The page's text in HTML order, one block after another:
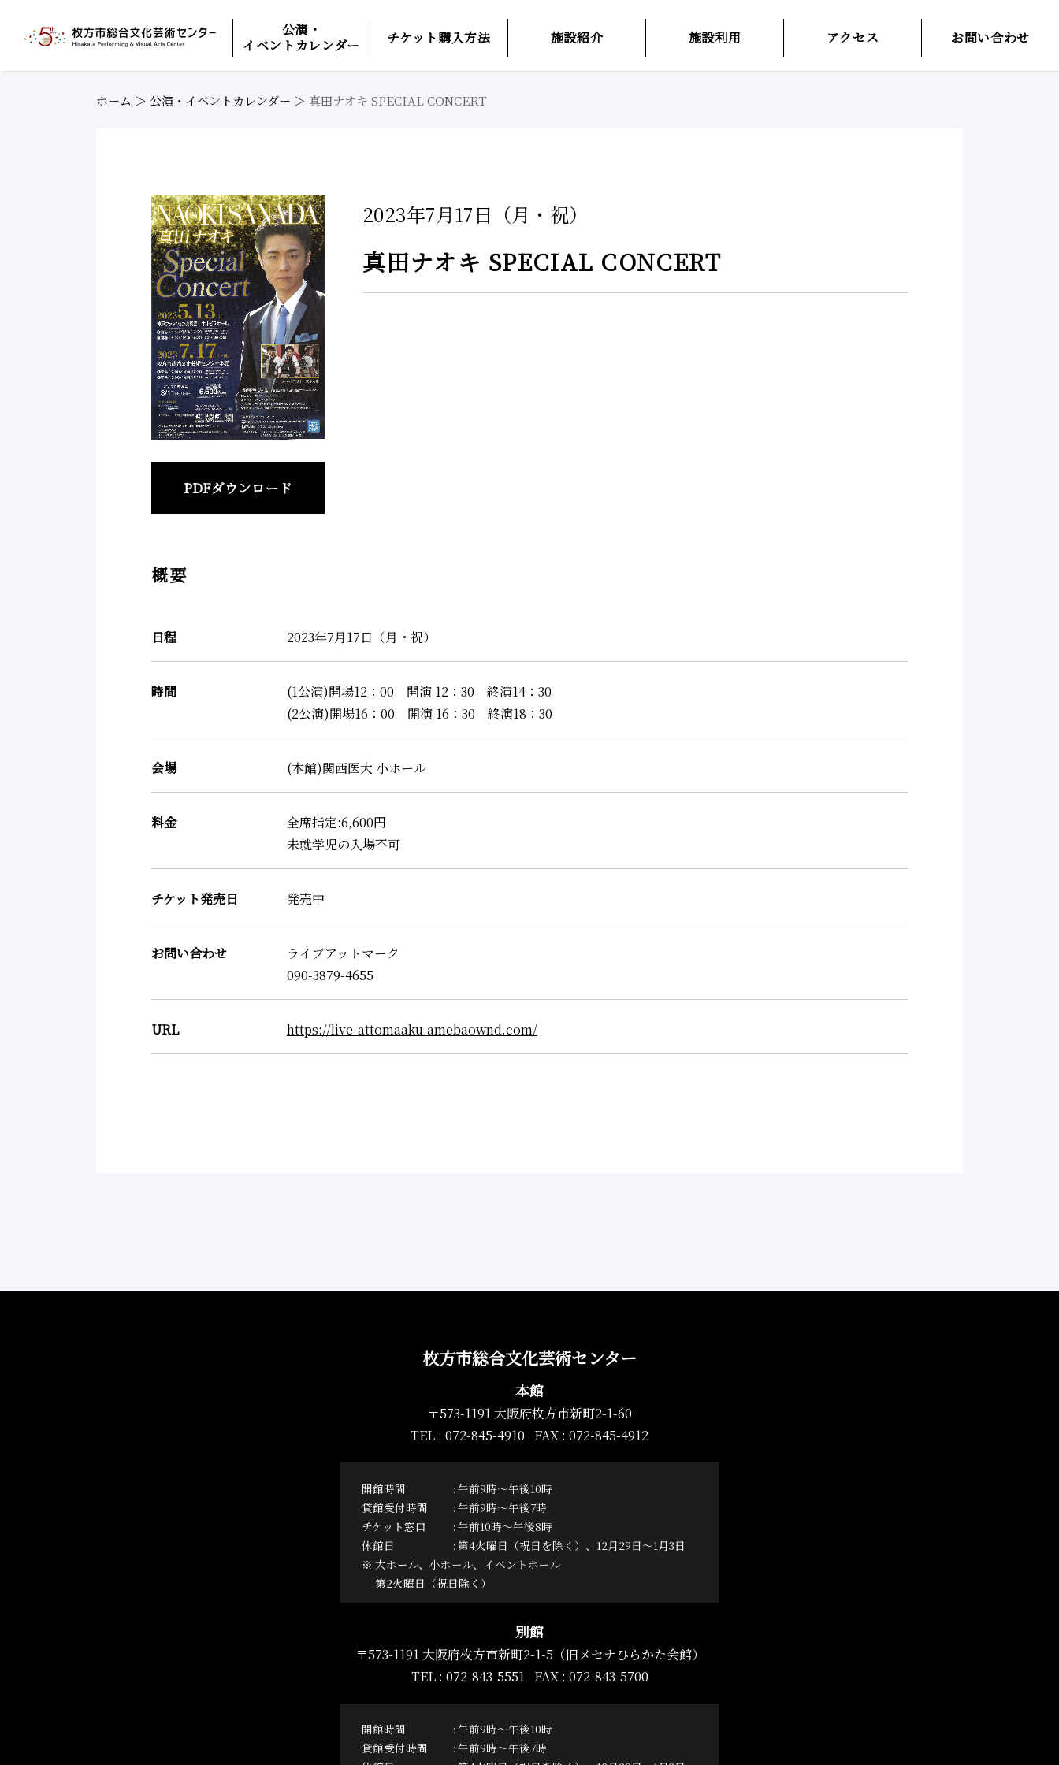
公演・
イベントカレンダー
チケット購入方法 施設紹介 施設利用 アクセス お問い合わせ
ホーム ＞ 公演・イベントカレンダー ＞ 真田ナオキ SPECIAL CONCERT
PDFダウンロード
2023年7月17日（月・祝）
真田ナオキ SPECIAL CONCERT
概要
日程 2023年7月17日（月・祝）
時間
(1公演)開場12：00 開演 12：30 終演14：30
(2公演)開場16：00 開演 16：30 終演18：30
会場 (本館)関西医大 小ホール
料金
全席指定:6,600円
未就学児の入場不可
チケット発売日 発売中
お問い合わせ
ライブアットマーク
090-3879-4655
URL https://live-attomaaku.amebaownd.com/
枚方市総合文化芸術センター
本館
〒573-1191 大阪府枚方市新町2-1-60
TEL : 072-845-4910 FAX : 072-845-4912
開館時間
午前9時～午後10時
貸館受付時間
午前9時～午後7時
チケット窓口
午前10時～午後8時
休館日
第4火曜日（祝日を除く）、12月29日～1月3日
※ 大ホール、小ホール、イベントホール
第2火曜日（祝日除く）
別館
〒573-1191 大阪府枚方市新町2-1-5 （旧メセナひらかた会館）
TEL : 072-843-5551 FAX : 072-843-5700
開館時間
午前9時～午後10時
貸館受付時間
午前9時～午後7時